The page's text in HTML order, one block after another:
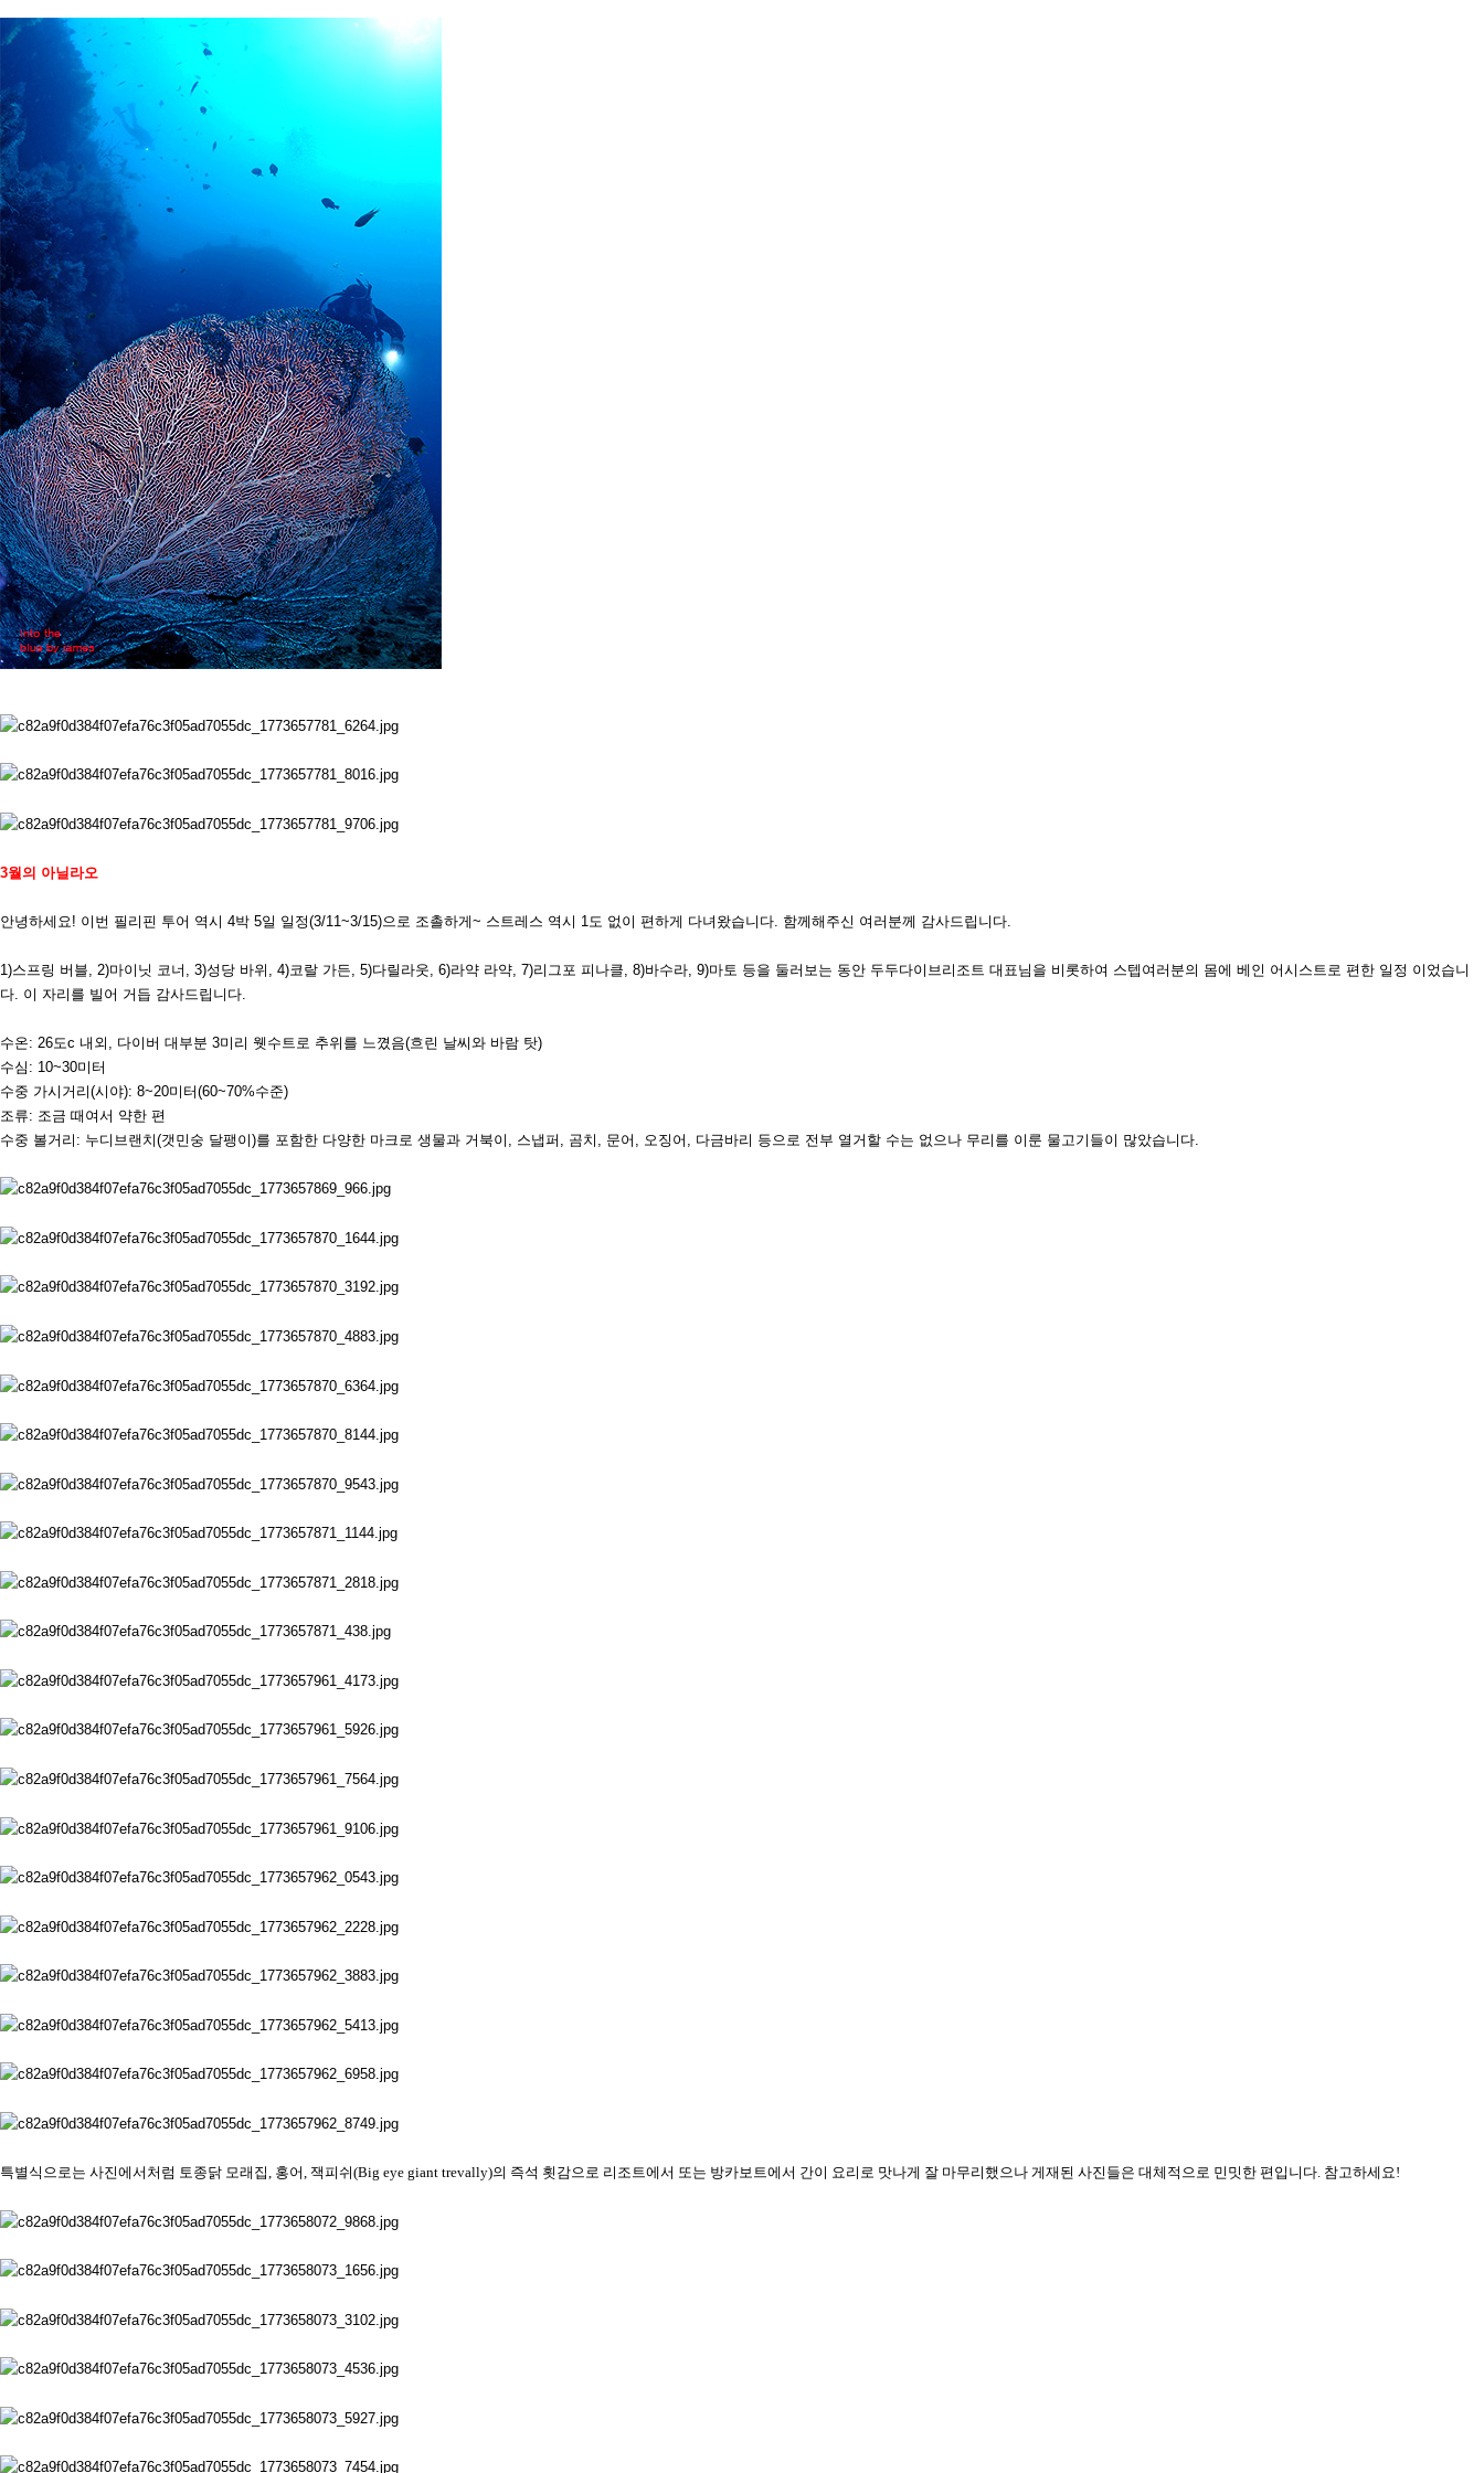
3월의 아닐라오
안녕하세요 ! 이번 필리핀 투어 역시 4박 5일 일정(3/11~3/15)으로 조촐하게~ 스트레스 역시 1 도 없이 편하게 다녀왔습니다 함께해주신 여러분께 감사드립니다
1)스프링 버블 , 2)마이닛 코너 , 3)성당 바위 , 4)코랄 가든 , 5)다릴라웃 , 6)라약 라약 , 7)리그포 피나클 , 8)바수라 , 9)마토 등을 둘러보는 동안 두두다이브리조트 대표님을 비롯하여 스텝여러분의 몸에 베인 어시스트로 편한 일정 이었습니
다 이 자리를 빌어 거듭 감사드립니다
수온: 26도c 내외 다이버 대부분 3미리 웻수트로 추위를 느꼈음(흐린 날씨와 바람 탓)
수심 : 10~30미터
수중 가시거리(시야): 8~20미터(60~70%수준)
조류: 조금 때여서 약한 편
수중 볼거리 : 누디브랜치(갯민숭 달팽이)를 포함한 다양한 마크로 생물과 거북이 스냅퍼 곰치 문어 오징어 다금바리 등으로 전부 열거할 수는 없으나 무리를 이룬 물고기들이 많았습니다
특별식으로는 사진에서처럼 토종닭 모래집 홍어 잭피쉬(Big eye giant trevally)의 즉석 횟감으로 리조트에서 또는 방카보트에서 간이 요리로 맛나게 잘 마무리했으나 게재된 사진들은 대체적으로 민밋한 편입니다 참고하세요 !